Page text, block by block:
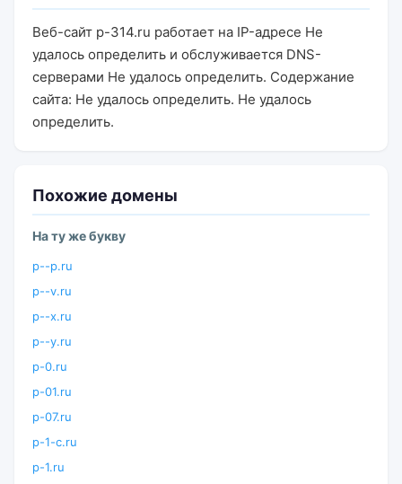
Веб-сайт p-314.ru работает на IP-адресе Не
удалось определить и обслуживается DNS-
серверами Не удалось определить. Содержание
сайта: Не удалось определить. Не удалось
определить.
Похожие домены
На ту же букву
p--p.ru
p--v.ru
p--x.ru
p--y.ru
p-0.ru
p-01.ru
p-07.ru
p-1-c.ru
p-1.ru